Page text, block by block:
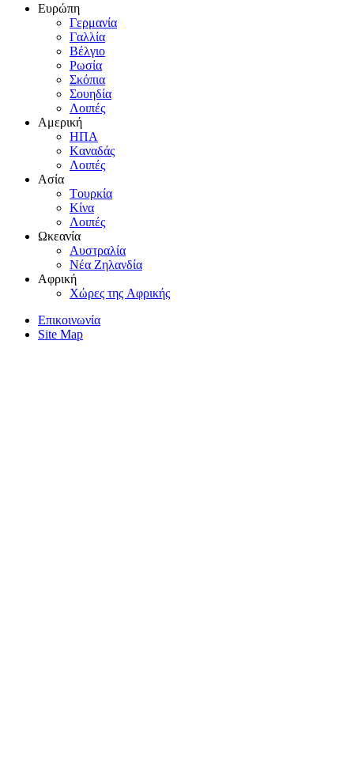
Eυρώπη
Γερμανία
Γαλλία
Bέλγιο
Pωσία
Σκόπια
Σουηδία
Λοιπές
Aμερική
HΠA
Kαναδάς
Λοιπές
Aσία
Tουρκία
Kίνα
Λοιπές
Ωκεανία
Aυστραλία
Nέα Zηλανδία
Aφρική
Xώρες της Aφρικής
Επικοινωνία
Site Map